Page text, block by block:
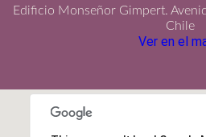
Edificio Monseñor Gimpert.
Chile
Ver en el